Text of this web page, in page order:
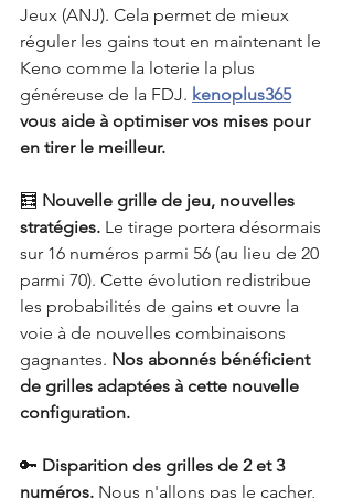
Jeux (ANJ). Cela permet de mieux
réguler les gains tout en maintenant le
Keno comme la loterie la plus
généreuse de la FDJ. kenoplus365
vous aide à optimiser vos mises pour
en tirer le meilleur.
🧮 Nouvelle grille de jeu, nouvelles
stratégies. Le tirage portera désormais
sur 16 numéros parmi 56 (au lieu de 20
parmi 70). Cette évolution redistribue
les probabilités de gains et ouvre la
voie à de nouvelles combinaisons
gagnantes. Nos abonnés bénéficient
de grilles adaptées à cette nouvelle
configuration.
🔑 Disparition des grilles de 2 et 3
numéros. Nous n'allons pas le cacher,